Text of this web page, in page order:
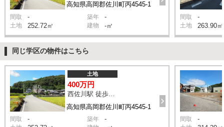
高知県高岡郡佐川町丙4545-1
間取 - 築年 -
土地 252.72㎡ 建物 -㎡
間取 -
土地 263.90㎡
同じ学区の物件はこちら
高知県高岡郡佐川町丙4545-1
土地
400万円
西佐川駅 徒歩12分
間取 - 築年 - 間取 -